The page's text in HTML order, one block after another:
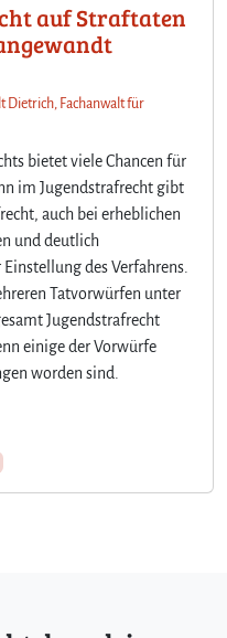
auf Straftaten
Dietrich, Fachanwalt für
bietet viele Chancen für
im Jugendstrafrecht gibt
auch bei erheblichen
und deutlich
des Verfahrens.
Tatvorwürfen unter
Jugendstrafrecht
einige der Vorwürfe
worden sind.